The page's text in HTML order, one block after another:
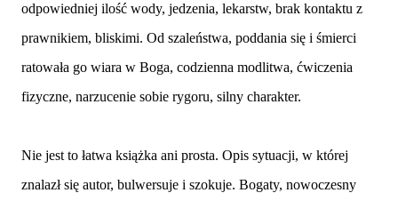
odpowiedniej ilość wody, jedzenia, lekarstw, brak kontaktu z
prawnikiem, bliskimi. Od szaleństwa, poddania się i śmierci
ratowała go wiara w Boga, codzienna modlitwa, ćwiczenia
fizyczne, narzucenie sobie rygoru, silny charakter.
Nie jest to łatwa książka ani prosta. Opis sytuacji, w której
znalazł się autor, bulwersuje i szokuje. Bogaty, nowoczesny